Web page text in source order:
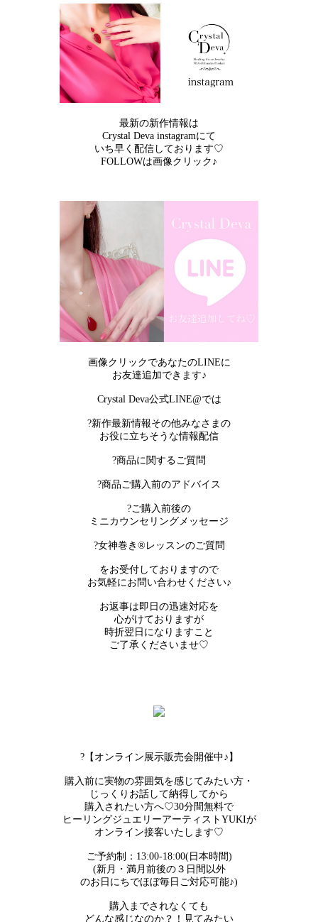
最新の新作情報は
Crystal Deva instagramにて
いち早く配信しております♡
FOLLOWは画像クリック♪
画像クリックであなたのLINEに
お友達追加できます♪
Crystal Deva公式LINE@では
?新作最新情報その他みなさまの
お役に立ちそうな情報配信
?商品に関するご質問
?商品ご購入前のアドバイス
?ご購入前後の
ミニカウンセリングメッセージ
?女神巻き®︎レッスンのご質問
をお受付しておりますので
お気軽にお問い合わせください♪
お返事は即日の迅速対応を
心がけておりますが
時折翌日になりますこと
ご了承くださいませ♡
?【オンライン展示販売会開催中♪】
購入前に実物の雰囲気を感じてみたい方・
じっくりお話して納得してから
購入されたい方へ♡30分間無料で
ヒーリングジュエリーアーティストYUKIが
オンライン接客いたします♡
ご予約制：13:00-18:00(日本時間)
(新月・満月前後の３日間以外
のお日にちでほぼ毎日ご対応可能♪)
購入までされなくても
どんな感じなのか？！見てみたい